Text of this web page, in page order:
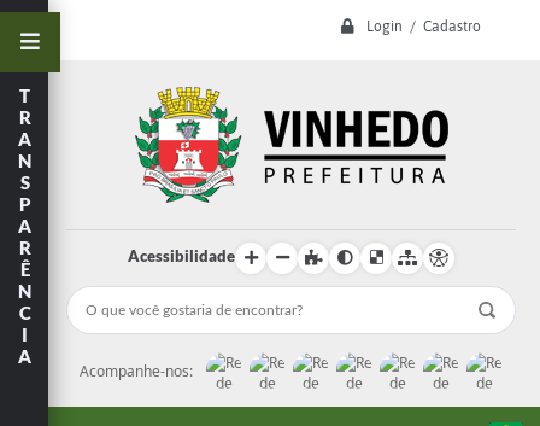
Login / Cadastro
Acessibilidade
Acompanhe-nos:
T
R
A
N
S
P
A
R
Ê
N
C
I
A